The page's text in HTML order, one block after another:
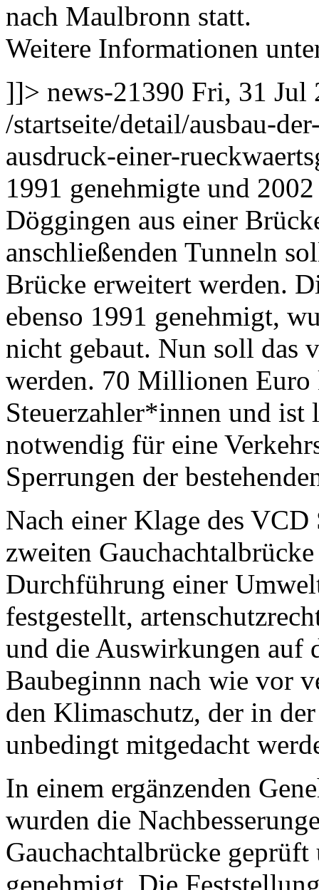
nach Maulbronn statt.
Weitere Informationen
]]> news-21390 Fri, 31 Jul
/startseite/detail/ausbau-
ausdruck-einer-
1991 genehmigte und
Döggingen aus einer
anschließenden Tunneln
Brücke erweitert werden.
ebenso 1991 genehmigt,
nicht gebaut. Nun soll das
werden. 70 Millionen Euro
Steuerzahler*innen und ist
notwendig für eine
Sperrungen der
Nach einer Klage des VCD
zweiten
Durchführung einer
festgestellt,
und die Auswirkungen auf
Baubeginnn nach wie vor
den Klimaschutz, der in
unbedingt mitgedacht
In einem ergänzenden
wurden die
Gauchachtalbrücke